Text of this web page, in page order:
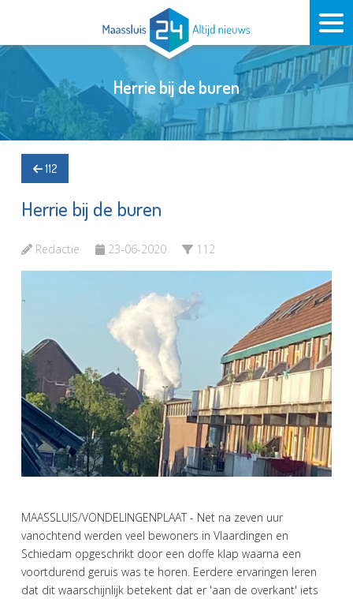
Herrie bij de buren
112
Herrie bij de buren
Redactie 23-06-2020 112
MAASSLUIS/VONDELINGENPLAAT - Net na zeven uur
vanochtend werden veel bewoners in Vlaardingen en
Schiedam opgeschrikt door een doffe klap waarna een
voortdurend geruis was te horen. Eerdere ervaringen leren
dat dit waarschijnlijk betekent dat er 'aan de overkant' iets